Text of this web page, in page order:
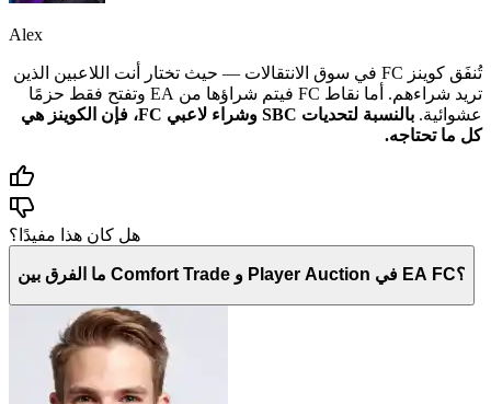
Alex
تُنفَق كوينز FC في سوق الانتقالات — حيث تختار أنت اللاعبين الذين
تريد شراءهم. أما نقاط FC فيتم شراؤها من EA وتفتح فقط حزمًا
عشوائية.
بالنسبة لتحديات SBC وشراء لاعبي FC، فإن الكوينز هي
كل ما تحتاجه.
هل كان هذا مفيدًا؟
ما الفرق بين Comfort Trade و Player Auction في EA FC؟